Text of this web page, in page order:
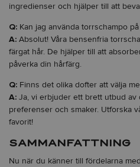
ingredienser och hjälper till att
Q: Kan jag använda torrschampo
A: Absolut! Våra bensenfria
färgat hår. De hjälper till att
påverka din hårfärg.
Q: Finns det olika dofter att välja
A: Ja, vi erbjuder ett brett utbud av
preferenser och smaker. Utforska
favorit!
SAMMANFATTNING
Nu när du känner till fördelarna